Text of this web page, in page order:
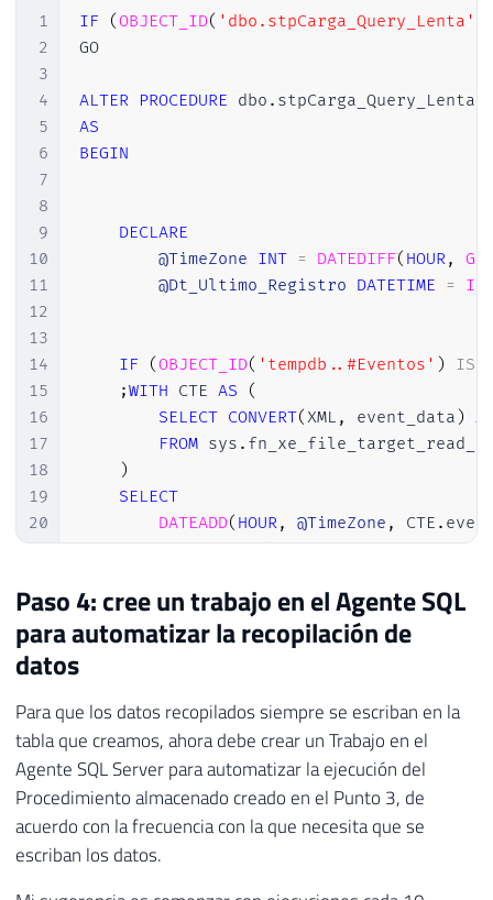
27
28
29
30
31
32
33
34
35
36
37
38
39
40
41
42
43
44
45
46
47
49
51
52
54
55
56
57
FROM
        CTE
DATEADD
HOUR , @TimeZone, CTE .
        A
.Dt_Evento
        xed
.event_data value(
        xed
event_data. value (
        xed
.event_data. value(
        xed
.event_data
        xed
.event_data. value (
        CAST
xed event_data value( '(//
        CAST
        xed
        xed
. event_data .value('(//
        xed
.event_data.value('(//
        TRY_CAST
(xed .event_data.value('(//
        TRY_CAST
xed event_data .value (
        xed
.event_data.value('(//
#Eventos A
CROSS APPLY A.event_data.nodes(
END
1
2
3
4
5
6
7
8
9
10
11
12
13
14
15
16
17
18
19
20
21
23
24
25
26
27
28
29
30
32
33
34
IF (OBJECT_ID( 'dbo.stpCarga_Query_Lenta'
GO
ALTER PROCEDURE dbo .
AS
BEGIN
DECLARE
@TimeZone INT = DATEDIFF( HOUR,
@Dt_Ultimo_Registro DATETIME =
IF (OBJECT_ID( 'tempdb..#Eventos' ) IS
;WITH CTE AS
(
SELECT CONVERT(XML , event_data )
FROM sys .
)
SELECT
DATEADD( HOUR, @TimeZone , CTE .
        CTE
.event_data
#Eventos
FROM
DATEADD(HOUR, @TimeZone, CTE.
INSERT INTO . Historico_Query_Lenta
        Dt_Evento
,
        Tp_Evento
        session_id
,
Paso 4: cree un trabajo en el Agente SQL
para automatizar la recopilación de
datos
Para que los datos recopilados siempre se escriban en la
tabla que creamos, ahora debe crear un Trabajo en el
Agente SQL Server para automatizar la ejecución del
Procedimiento almacenado creado en el Punto 3, de
acuerdo con la frecuencia con la que necesita que se
escriban los datos.